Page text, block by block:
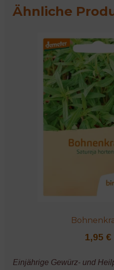
Ähnliche
1,95 €
Einjährige Gewürz- und